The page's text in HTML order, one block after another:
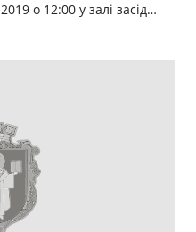
о 12:00 у залі засід…